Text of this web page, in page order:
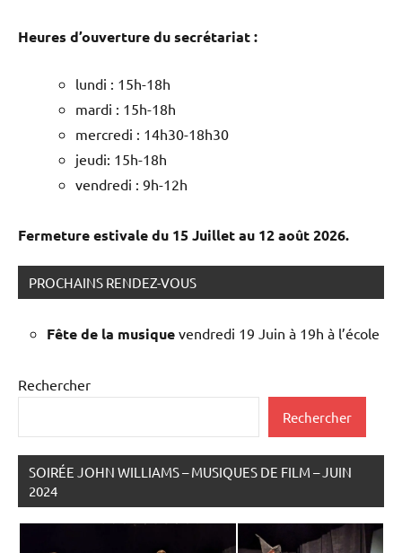
Heures d’ouverture du secrétariat :
lundi : 15h-18h
mardi : 15h-18h
mercredi : 14h30-18h30
jeudi: 15h-18h
vendredi : 9h-12h
Fermeture estivale du 15 Juillet au 12 août 2026.
PROCHAINS RENDEZ-VOUS
Fête de la musique vendredi 19 Juin à 19h à l’école
Rechercher
Rechercher
SOIRÉE JOHN WILLIAMS – MUSIQUES DE FILM – JUIN
2024